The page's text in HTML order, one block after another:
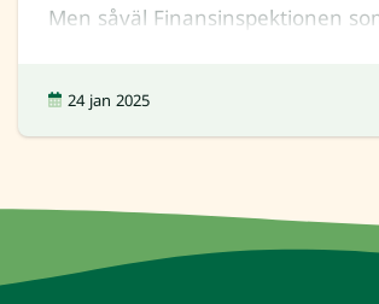
Men såväl Finansinspektionen
24 jan 2025